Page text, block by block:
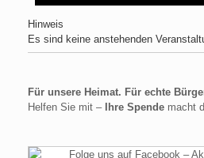
Hinweis
Es sind keine anstehenden
Für unsere Heimat. Für echte
Helfen Sie mit – Ihre Spende macht